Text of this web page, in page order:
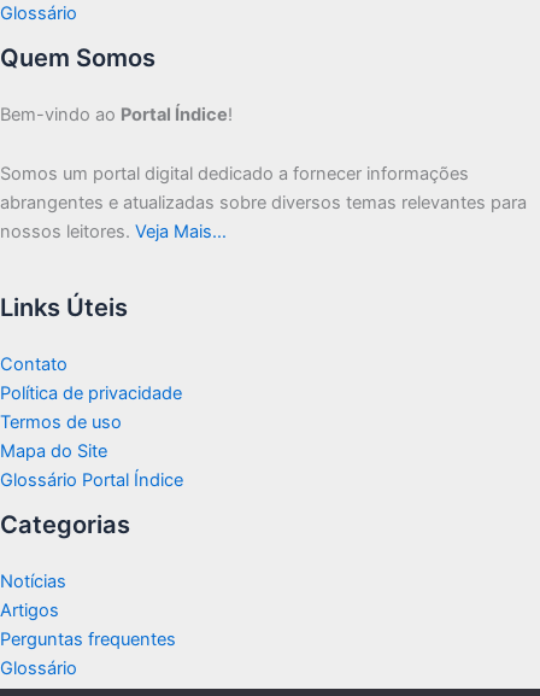
Glossário
Quem Somos
Bem-vindo ao Portal Índice!
Somos um portal digital dedicado a fornecer informações
abrangentes e atualizadas sobre diversos temas relevantes para
nossos leitores. Veja Mais…
Links Úteis
Contato
Política de privacidade
Termos de uso
Mapa do Site
Glossário Portal Índice
Categorias
Notícias
Artigos
Perguntas frequentes
Glossário